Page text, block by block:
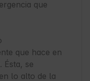
que
que hace en
Ésta, se
lo alto de la